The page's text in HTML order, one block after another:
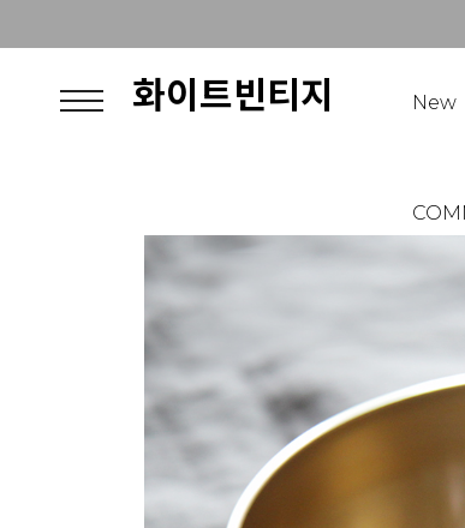
화이트빈티지 New